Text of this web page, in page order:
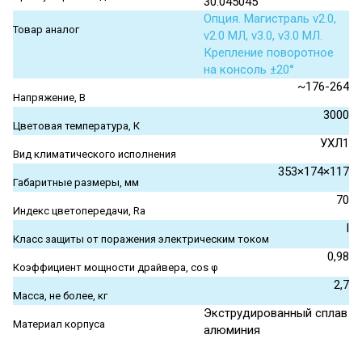
Товар аналог
Опция. Магистраль v2.0,
v2.0 МЛ, v3.0, v3.0 МЛ.
Крепление поворотное
на консоль ±20°
Напряжение, В
~176-264
Цветовая температура, К
3000
Вид климатического исполнения
УХЛ1
Габаритные размеры, мм
353×174×117
Индекс цветопередачи, Ra
70
Класс защиты от поражения электрическим током
I
Коэффициент мощности драйвера, cos φ
0,98
Масса, не более, кг
2,7
Материал корпуса
Экструдированный сплав
алюминия